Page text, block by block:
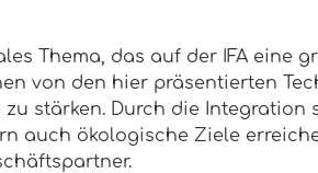
Thema, das auf der IFA eine
von den hier präsentierten
stärken. Durch die Integration
auch ökologische Ziele